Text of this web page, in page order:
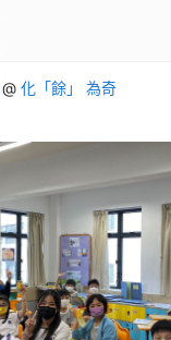
@ 化「餘」 為奇